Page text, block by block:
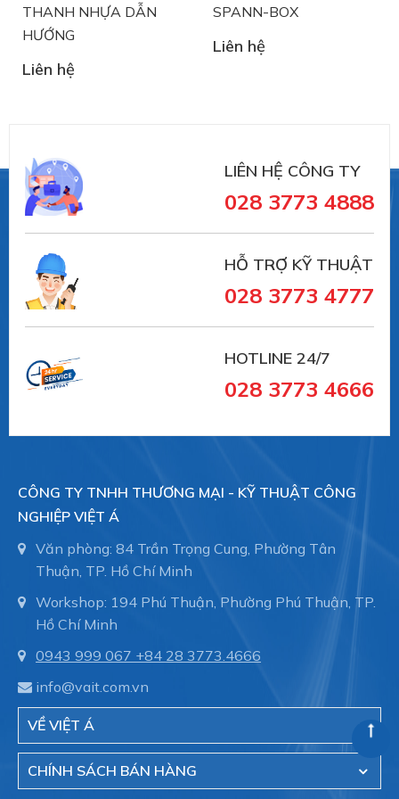
THANH NHỰA DẪN
HƯỚNG
Liên hệ
SPANN-BOX
Liên hệ
LIÊN HỆ CÔNG TY
028 3773 4888
HỖ TRỢ KỸ THUẬT
028 3773 4777
HOTLINE 24/7
028 3773 4666
CÔNG TY TNHH THƯƠNG MẠI - KỸ THUẬT CÔNG
NGHIỆP VIỆT Á
Văn phòng: 84 Trần Trọng Cung, Phường Tân
Thuận, TP. Hồ Chí Minh
Workshop: 194 Phú Thuận, Phường Phú Thuận, TP.
Hồ Chí Minh
0943 999 067 +84 28 3773.4666
info@vait.com.vn
VỀ VIỆT Á
CHÍNH SÁCH BÁN HÀNG